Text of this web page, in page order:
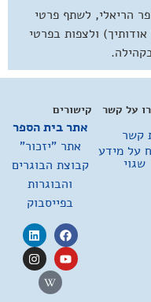
הריאלי, לשתף פרטי
ולצפות בפרטי
קישורים
אתר בית הספר
אתר "יזכור"
קבוצת הבוגרים
והבוגרות
בפייסבוק
על קשר
קשר
על מידע
שגוי